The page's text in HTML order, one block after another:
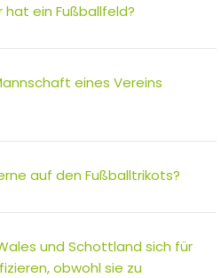
ein Fußballfeld?
eines Vereins
auf den Fußballtrikots?
und Schottland sich für
obwohl sie zu